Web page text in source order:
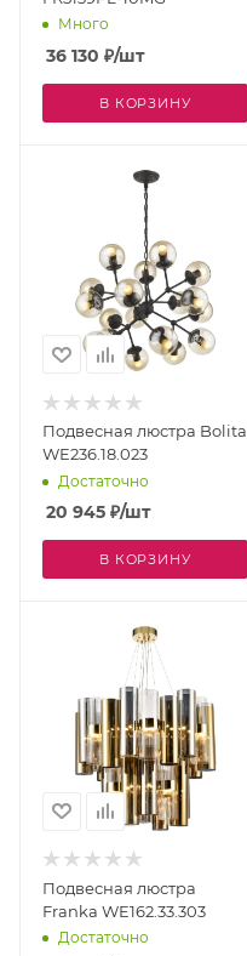
Много
36 130 ₽/шт
В КОРЗИНУ
Подвесная люстра Bolita
WE236.18.023
Достаточно
20 945 ₽/шт
В КОРЗИНУ
Подвесная люстра
Franka WE162.33.303
Достаточно